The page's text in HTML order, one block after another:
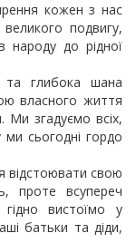
кожен з нас
подвигу,
народу до рідної
та глибока шана
власного життя
Ми згадуємо всіх,
сьогодні гордо
відстоювати свою
проте всупереч
вистоїмо у
батьки та діди,